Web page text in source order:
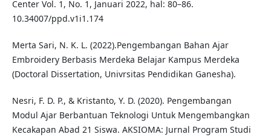
Center Vol. 1, No. 1, Januari 2022, hal: 80–86.
10.34007/ppd.v1i1.174
Merta Sari, N. K. L. (2022).Pengembangan Bahan Ajar
Embroidery Berbasis Merdeka Belajar Kampus Merdeka
(Doctoral Dissertation, Univrsitas Pendidikan Ganesha).
Nesri, F. D. P., & Kristanto, Y. D. (2020). Pengembangan
Modul Ajar Berbantuan Teknologi Untuk Mengembangkan
Kecakapan Abad 21 Siswa. AKSIOMA: Jurnal Program Studi